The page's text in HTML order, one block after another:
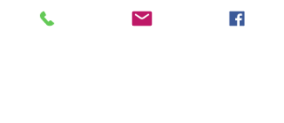
Limitador libre de